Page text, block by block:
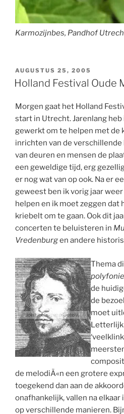
Karmozijnbes, Pandhof
GEPLAATST
OP
AUGUSTUS 25, 2005
Holland Festival Oude
Morgen gaat het Holland
start in Utrecht. Jarenlang
gewerkt om te helpen met de
inrichten van de
van deuren en mensen de
een geweldige tijd, erg
er nog wat van op ook. Na er
geweest ben ik vorig jaar
helpen en ik moet zeggen dat
kriebelt om te gaan. Ook dit
concerten te beluisteren in
Vredenburgen andere
Thema
polyfonie
de
de
moet
de melodiÃ«n een grotere
toegekend dan aan de
onafhankelijk, vallen na elkaar
op verschillende manieren.